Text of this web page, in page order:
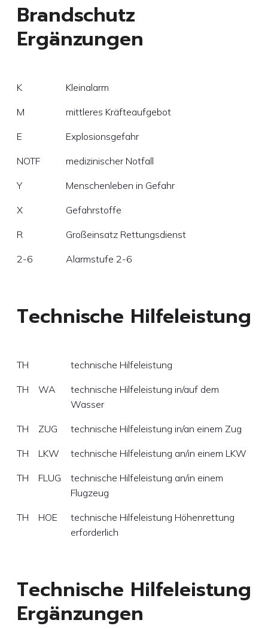
Brandschutz
Ergänzungen
K Kleinalarm
M mittleres Kräfteaufgebot
E Explosionsgefahr
NOTF medizinischer Notfall
Y Menschenleben in Gefahr
X Gefahrstoffe
R Großeinsatz Rettungsdienst
2-6 Alarmstufe 2-6
Technische Hilfeleistung
TH technische Hilfeleistung
TH WA
technische Hilfeleistung in/auf dem
Wasser
TH ZUG technische Hilfeleistung in/an einem Zug
TH LKW technische Hilfeleistung an/in einem LKW
TH FLUG
technische Hilfeleistung an/in einem
Flugzeug
TH HOE
technische Hilfeleistung Höhenrettung
erforderlich
Technische Hilfeleistung
Ergänzungen